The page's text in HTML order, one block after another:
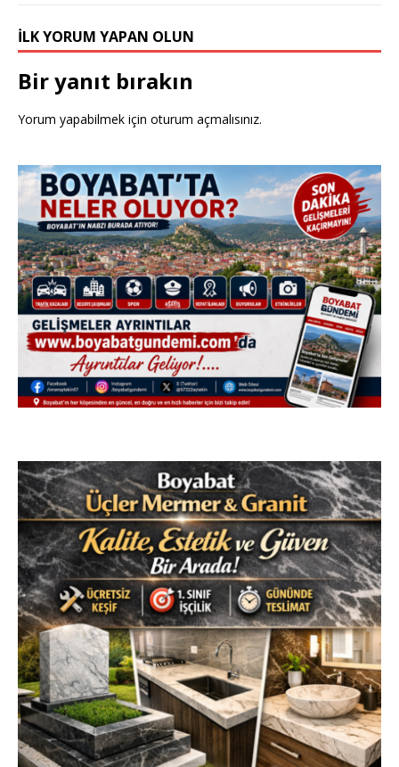
İLK YORUM YAPAN OLUN
Bir yanıt bırakın
Yorum yapabilmek için oturum açmalısınız.